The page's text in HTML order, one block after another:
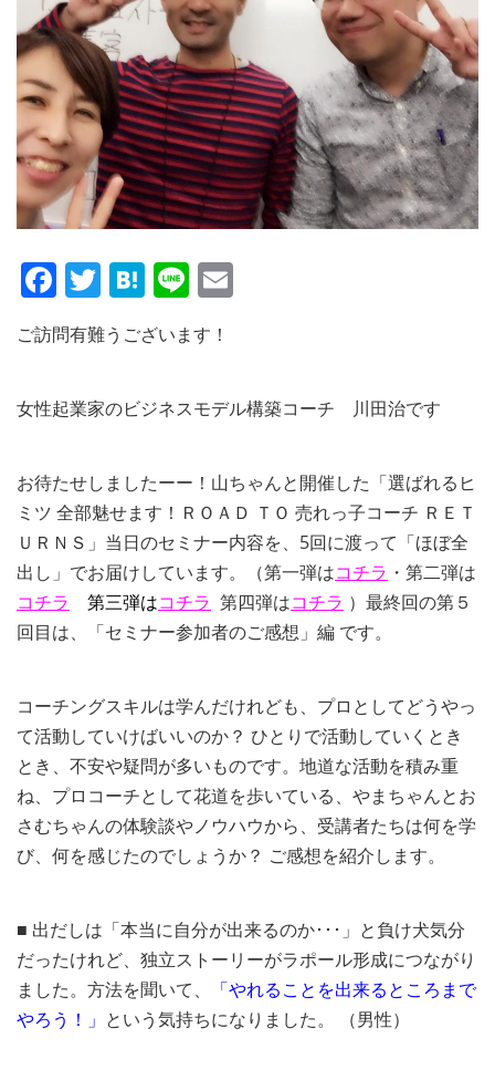
Facebook
Twitter
Hatena
Line
ご訪問有難うございます！
女性起業家のビジネスモデル構築コーチ 川田治です
お待たせしましたーー！山ちゃんと開催した「選ばれるヒ
ミツ 全部魅せます！ＲＯＡＤ ＴＯ 売れっ子コーチ ＲＥＴ
ＵＲＮＳ」当日のセミナー内容を、5回に渡って「ほぼ全
出し」でお届けしています。（第一弾はコチラ ・第二弾は
コチラ
第三弾はコチラ 第四弾はコチラ ）最終回の第５
回目は、「セミナー参加者のご感想」編 です。
コーチングスキルは学んだけれども、プロとしてどうやっ
て活動していけばいいのか？ ひとりで活動していくとき
とき、不安や疑問が多いものです。地道な活動を積み重
ね、プロコーチとして花道を歩いている、やまちゃんとお
さむちゃんの体験談やノウハウから、受講者たちは何を学
び、何を感じたのでしょうか？ ご感想を紹介します。
■ 出だしは「本当に自分が出来るのか･･･」と負け犬気分
だったけれど、独立ストーリーがラポール形成につながり
ました。方法を聞いて、
「やれることを出来るところまで
やろう！」 という気持ちになりました。 （男性）